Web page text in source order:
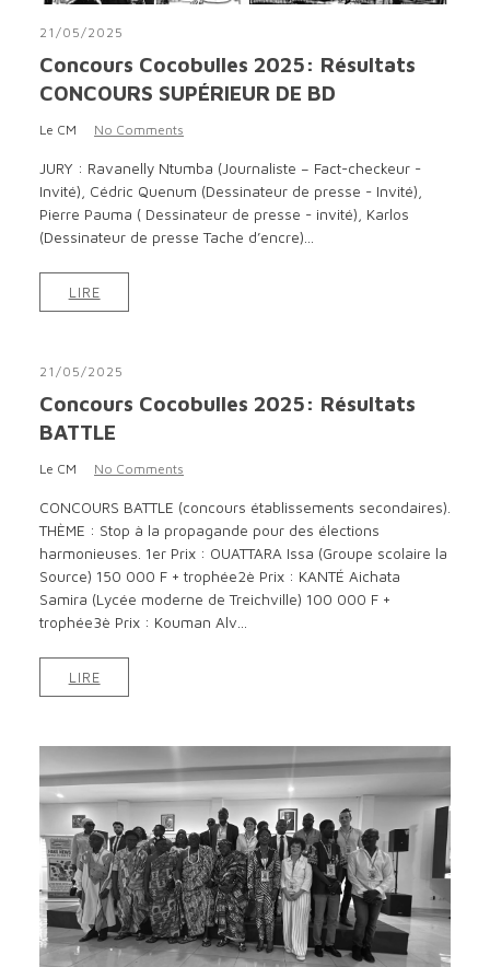
21/05/2025
Concours Cocobulles 2025: Résultats
CONCOURS SUPÉRIEUR DE BD
Le CM No Comments
JURY : Ravanelly Ntumba (Journaliste – Fact-checkeur -
Invité), Cédric Quenum (Dessinateur de presse - Invité),
Pierre Pauma ( Dessinateur de presse - invité), Karlos
(Dessinateur de presse Tache d’encre)...
LIRE
21/05/2025
Concours Cocobulles 2025: Résultats
BATTLE
Le CM No Comments
CONCOURS BATTLE (concours établissements secondaires).
THÈME : Stop à la propagande pour des élections
harmonieuses. 1er Prix : OUATTARA Issa (Groupe scolaire la
Source) 150 000 F + trophée2è Prix : KANTÉ Aichata
Samira (Lycée moderne de Treichville) 100 000 F +
trophée3è Prix : Kouman Alv...
LIRE